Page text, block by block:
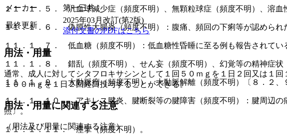
１１．１．５． 汎血球減少症（頻度不明）、無顆粒球症（頻度不明）、溶血
１１．１．６． 偽膜性大腸炎（頻度不明）：腹痛、頻回の下痢等が認められ
１１．１．７． 低血糖（頻度不明）：低血糖性昏睡に至る例も報告されてい
１１．１．８． 錯乱（頻度不明）、せん妄（頻度不明）、幻覚等の精神症状
１１．１．９． 大動脈瘤（頻度不明）、大動脈解離（頻度不明）〔８．２、
１１．１．１０． アキレス腱炎、腱断裂等の腱障害（頻度不明）：腱周辺
照〕。
１１．１．１１． 痙攣（頻度不明）。
メーカー
第一三共
最終更新
2025年03月改訂(第2版)
添付文書のPDFはこちら
用法・用量
通常、成人に対してシタフロキサシンとして１回５０ｍｇを１日２回又は１
１００ｍｇを１日２回経口投与することができる。
用法・用量に関連する注意
（用法及び用量に関連する注意）